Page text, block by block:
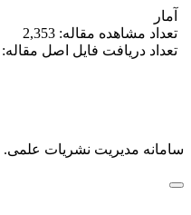
آمار
تعداد مشاهده مقاله: 2,353
تعداد دریافت فایل اصل مقاله: 1,478
سامانه مدیریت نشریات علمی.